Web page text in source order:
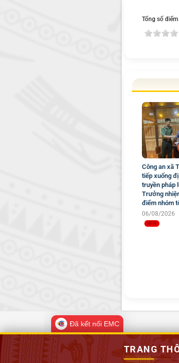
Tổng số
Công an xã
tiếp xuống
truyền pháp
Trưởng
điểm nhóm
06/08/2026
Đã kết nối EMC
TRANG